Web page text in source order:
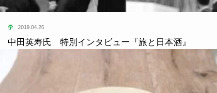
学 2019.04.26
中田英寿氏 特別インタビュー『旅と日本酒』